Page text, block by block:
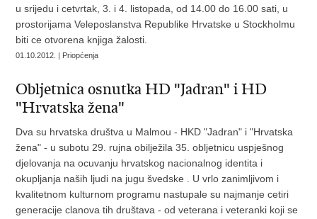
u srijedu i cetvrtak, 3. i 4. listopada, od 14.00 do 16.00 sati, u
prostorijama Veleposlanstva Republike Hrvatske u Stockholmu
biti ce otvorena knjiga žalosti.
01.10.2012. | Priopćenja
Obljetnica osnutka HD "Jadran" i HD
"Hrvatska žena"
Dva su hrvatska društva u Malmou - HKD "Jadran" i "Hrvatska
žena" - u subotu 29. rujna obilježila 35. obljetnicu uspješnog
djelovanja na ocuvanju hrvatskog nacionalnog identita i
okupljanja naših ljudi na jugu švedske . U vrlo zanimljivom i
kvalitetnom kulturnom programu nastupale su najmanje cetiri
generacije clanova tih društava - od veterana i veteranki koji se